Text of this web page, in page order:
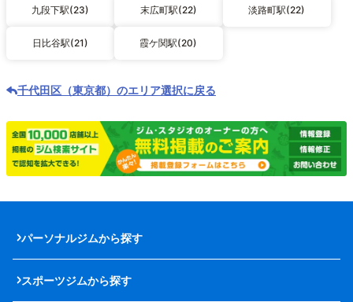
九段下駅(23) 末広町駅(22) 淡路町駅(22)
日比谷駅(21) 霞ケ関駅(20)
千代田区（東京都）のエリア選択に戻る
パーソナルジムから探す
スポーツジムから探す